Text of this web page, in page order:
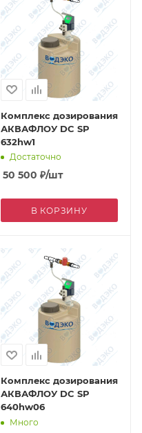
Комплекс дозирования
АКВАФЛОУ DC SP
632hw1
Достаточно
50 500 ₽/шт
В КОРЗИНУ
Комплекс дозирования
АКВАФЛОУ DC SP
640hw06
Много